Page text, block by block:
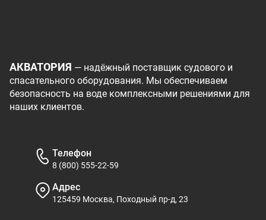
АКВАТОРИЯ — надёжный поставщик судового и
спасательного оборудования. Мы обеспечиваем
безопасность на воде комплексными решениями для
наших клиентов.
Телефон
8 (800) 555-22-59
Адрес
125459 Москва, Походный пр-д, 23